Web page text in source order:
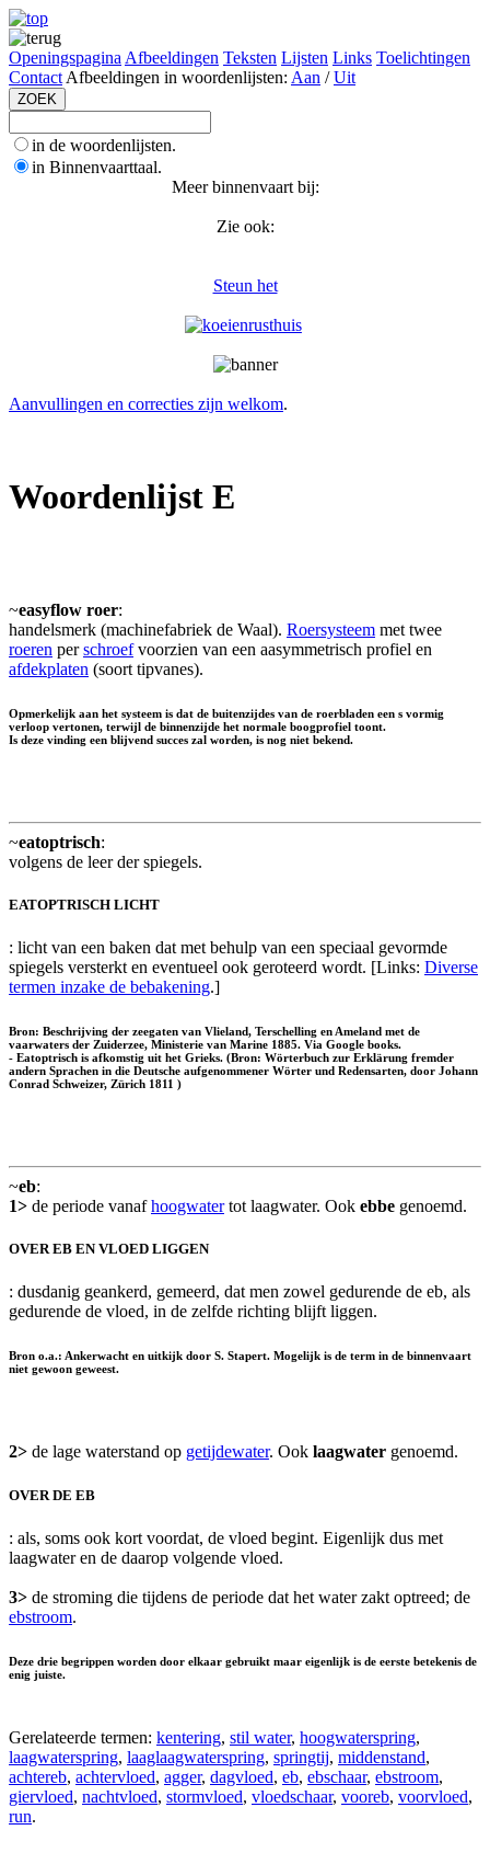
Openingspagina Afbeeldingen Teksten Lijsten Links Toelichtingen
Contact Afbeeldingen in woordenlijsten: Aan /Uit
in de woordenlijsten.
in Binnenvaarttaal.
Meer binnenvaart bij:
Zie ook:
Steun het
Aanvullingen en correcties zijn welkom.
Woordenlijst E
~easyflow roer:
handelsmerk (machinefabriek de Waal). Roersysteem met twee
roeren perschroefvoorzien van een aasymmetrisch profiel en
afdekplaten (soort tipvanes).
Opmerkelijk aan het systeem is dat de buitenzijdes van de roerbladen een s vormig
verloop vertonen, terwijl de binnenzijde het normale boogprofiel toont.
Is deze vinding een blijvend succes zal worden, is nog niet bekend.
~eatoptrisch:
volgens de leer der spiegels.
EATOPTRISCH LICHT
: licht van een baken dat met behulp van een speciaal gevormde
spiegels versterkt en eventueel ook geroteerd wordt. [Links: Diverse
termen inzake de bebakening.]
Bron: Beschrijving der zeegaten van Vlieland, Terschelling en Ameland met de
vaarwaters der Zuiderzee, Ministerie van Marine 1885. Via Google books.
- Eatoptrisch is afkomstig uit het Grieks. (Bron: Wörterbuch zur Erklärung fremder
andern Sprachen in die Deutsche aufgenommener Wörter und Redensarten, door Johann
Conrad Schweizer, Zürich 1811 )
~eb:
1> de periode vanafhoogwatertot laagwater. Ook ebbe genoemd.
OVER EB EN VLOED LIGGEN
: dusdanig geankerd, gemeerd, dat men zowel gedurende de eb, als
gedurende de vloed, in de zelfde richting blijft liggen.
Bron o.a.: Ankerwacht en uitkijk door S. Stapert. Mogelijk is de term in de binnenvaart
niet gewoon geweest.
2> de lage waterstand op getijdewater. Ook laagwater genoemd.
OVER DE EB
: als, soms ook kort voordat, de vloed begint. Eigenlijk dus met
laagwater en de daarop volgende vloed.
3> de stroming die tijdens de periode dat het water zakt optreed; de
ebstroom.
Deze drie begrippen worden door elkaar gebruikt maar eigenlijk is de eerste betekenis de
enig juiste.
Gerelateerde termen: kentering, stil water, hoogwaterspring,
laagwaterspring, laaglaagwaterspring, springtij, middenstand,
achtereb, achtervloed, agger, dagvloed, eb, ebschaar, ebstroom,
giervloed, nachtvloed, stormvloed, vloedschaar, vooreb, voorvloed,
run.